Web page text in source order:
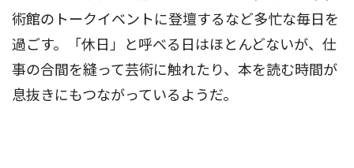
術館のトークイベントに登壇するなど多忙な毎日を
過ごす。「休日」と呼べる日はほとんどないが、仕
事の合間を縫って芸術に触れたり、本を読む時間が
息抜きにもつながっているようだ。